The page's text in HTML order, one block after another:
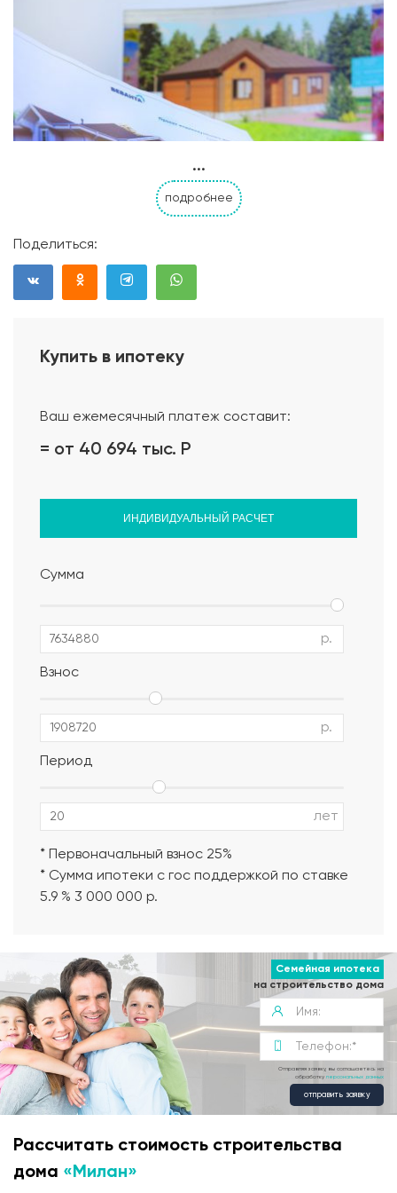
Проект дома
Альбом АР, КР, ИР
...
подробнее
Поделиться:
Купить в ипотеку
Ваш ежемесячный платеж составит:
= от 40 694 тыс. Р
ИНДИВИДУАЛЬНЫЙ РАСЧЕТ
Сумма
р.
Взнос
р.
Период
лет
* Первоначальный взнос 25%
* Сумма ипотеки с гос поддержкой по ставке
5.9 % 3 000 000 р.
Семейная ипотека
на строительство дома
Отправляя заявку, вы соглашаетесь на
обработку персональных данных
отправить заявку
Рассчитать стоимость строительства
дома «Милан»